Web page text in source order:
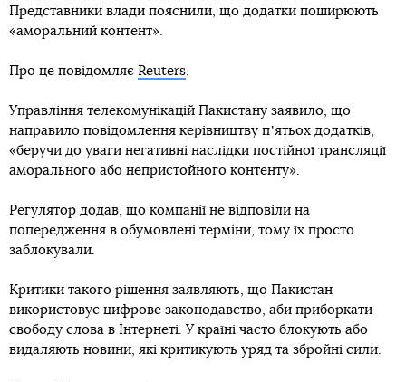
Представники влади пояснили, що додатки поширюють
«аморальний контент».
Про це повідомляє Reuters.
Управління телекомунікацій Пакистану заявило, що
направило повідомлення керівництву пʼятьох додатків,
«беручи до уваги негативні наслідки постійної трансляції
аморального або непристойного контенту».
Регулятор додав, що компанії не відповіли на
попередження в обумовлені терміни, тому їх просто
заблокували.
Критики такого рішення заявляють, що Пакистан
використовує цифрове законодавство, аби приборкати
свободу слова в Інтернеті. У країні часто блокують або
видаляють новини, які критикують уряд та збройні сили.